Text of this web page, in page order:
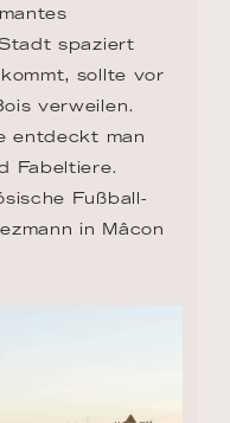
spaziert
sollte vor
verweilen.
entdeckt man
Fabeltiere.
Fußball-
in Mâcon